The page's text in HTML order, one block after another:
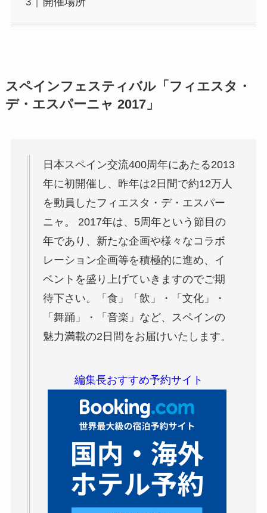
スペインフェスティバル「フィエスタ・
デ・エスパーニャ 2017」
日本スペイン交流400周年にあたる2013
年に初開催し、昨年は2日間で約12万人
を動員したフィエスタ・デ・エスパー
ニャ。 2017年は、5周年という節目の
年であり、新たな企画や様々なコラボ
レーション企画等を積極的に進め、イ
ベントを盛り上げていきますのでご期
待下さい。「食」「飲」・「文化」・
「舞踊」・「音楽」など、スペインの
魅力満載の2日間をお届けいたします。
編集長おすすめ予約サイト